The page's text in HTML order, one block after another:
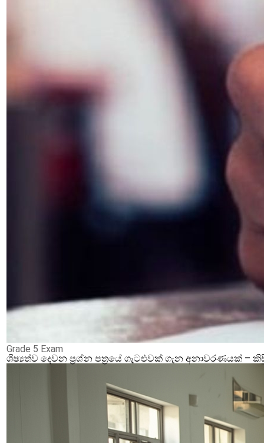
Grade 5 Exam
ශිෂ්‍යත්ව දෙවන ප්‍රශ්න පත්‍රයේ ගැටළුවක් ගැන අනාවරණයක්